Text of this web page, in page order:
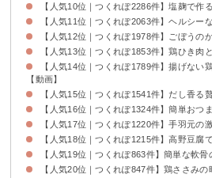
【人気10位｜つくれぽ2286件】塩麹で作
【人気11位｜つくれぽ2063件】ヘルシー
【人気12位｜つくれぽ1978件】ごぼうの
【人気13位｜つくれぽ1853件】鶏ひき肉
【人気14位｜つくれぽ1789件】揚げない
【動画】
【人気15位｜つくれぽ1541件】だし香る
【人気16位｜つくれぽ1324件】簡単おつ
【人気17位｜つくれぽ1220件】手羽元の
【人気18位｜つくれぽ1215件】高野豆腐
【人気19位｜つくれぽ863件】簡単な軟骨
【人気20位｜つくれぽ847件】鶏ささみの